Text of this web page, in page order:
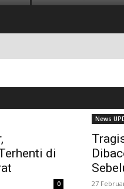
di
0
News
27